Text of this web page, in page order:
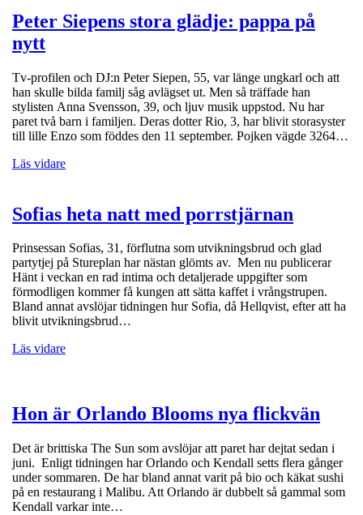
Peter Siepens stora glädje: pappa på
nytt
Tv-profilen och DJ:n Peter Siepen, 55, var länge ungkarl och att
han skulle bilda familj såg avlägset ut. Men så träffade han
stylisten Anna Svensson, 39, och ljuv musik uppstod. Nu har
paret två barn i familjen. Deras dotter Rio, 3, har blivit storasyster
till lille Enzo som föddes den 11 september. Pojken vägde 3264…
Läs vidare
Sofias heta natt med porrstjärnan
Prinsessan Sofias, 31, förflutna som utvikningsbrud och glad
partytjej på Stureplan har nästan glömts av. Men nu publicerar
Hänt i veckan en rad intima och detaljerade uppgifter som
förmodligen kommer få kungen att sätta kaffet i vrångstrupen.
Bland annat avslöjar tidningen hur Sofia, då Hellqvist, efter att ha
blivit utvikningsbrud…
Läs vidare
Hon är Orlando Blooms nya flickvän
Det är brittiska The Sun som avslöjar att paret har dejtat sedan i
juni. Enligt tidningen har Orlando och Kendall setts flera gånger
under sommaren. De har bland annat varit på bio och käkat sushi
på en restaurang i Malibu. Att Orlando är dubbelt så gammal som
Kendall varkar inte…